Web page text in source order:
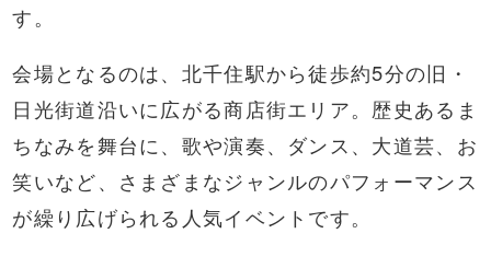
す。
会場となるのは、北千住駅から徒歩約5分の旧・
日光街道沿いに広がる商店街エリア。歴史あるま
ちなみを舞台に、歌や演奏、ダンス、大道芸、お
笑いなど、さまざまなジャンルのパフォーマンス
が繰り広げられる人気イベントです。